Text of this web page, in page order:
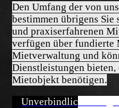
Den Umfang der von
bestimmen übrigens Sie
und praxiserfahrenen
verfügen über fundierte
Mietverwaltung und
Dienstleistungen
Mietobjekt benötigen.
Unverbindliches